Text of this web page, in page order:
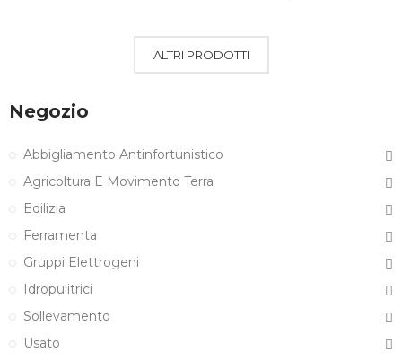
ALTRI PRODOTTI
Negozio
Abbigliamento Antinfortunistico
Agricoltura E Movimento Terra
Edilizia
Ferramenta
Gruppi Elettrogeni
Idropulitrici
Sollevamento
Usato